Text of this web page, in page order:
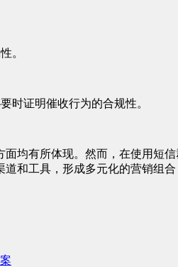
。
时证明催收行为的合规性。
均有所体现。然而，在使用短
和工具，形成多元化的营销组